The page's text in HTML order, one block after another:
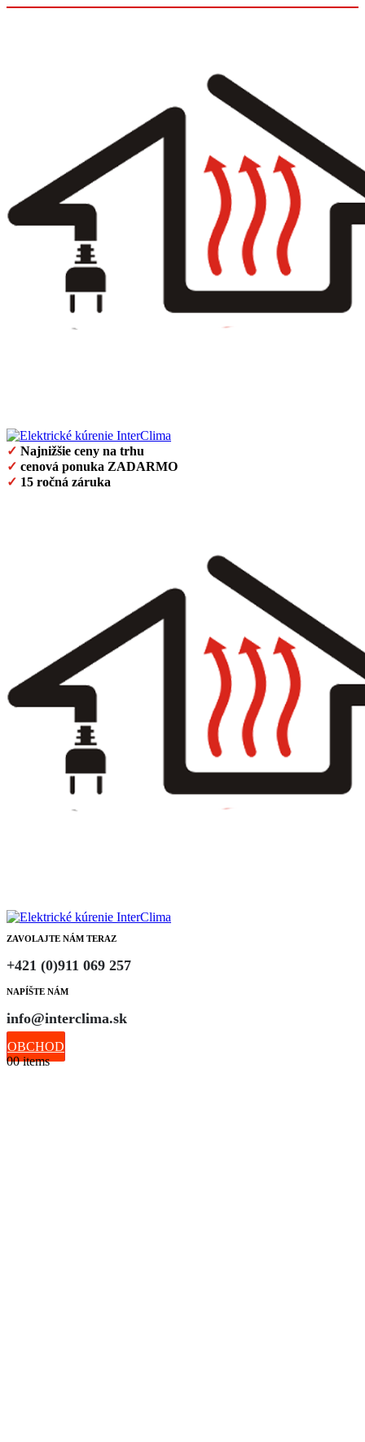
✓ Najnižšie ceny na trhu
✓ cenová ponuka ZADARMO
✓ 15 ročná záruka
ZAVOLAJTE NÁM TERAZ
+421 (0)911 069 257
NAPÍŠTE NÁM
info@interclima.sk
OBCHOD
00 items